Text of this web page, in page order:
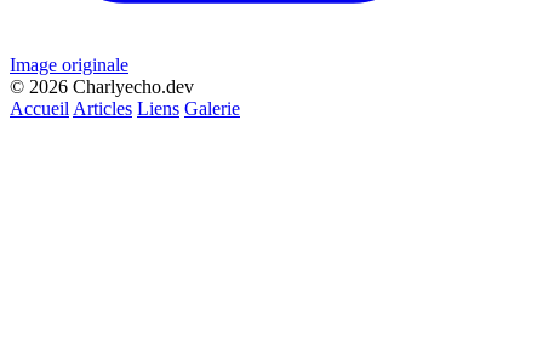
Image originale
© 2026 Charlyecho.dev
Accueil Articles Liens Galerie